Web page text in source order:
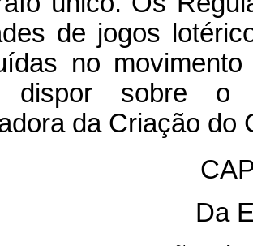
de jogos
no
dispor sobre o
da Criação do
Da